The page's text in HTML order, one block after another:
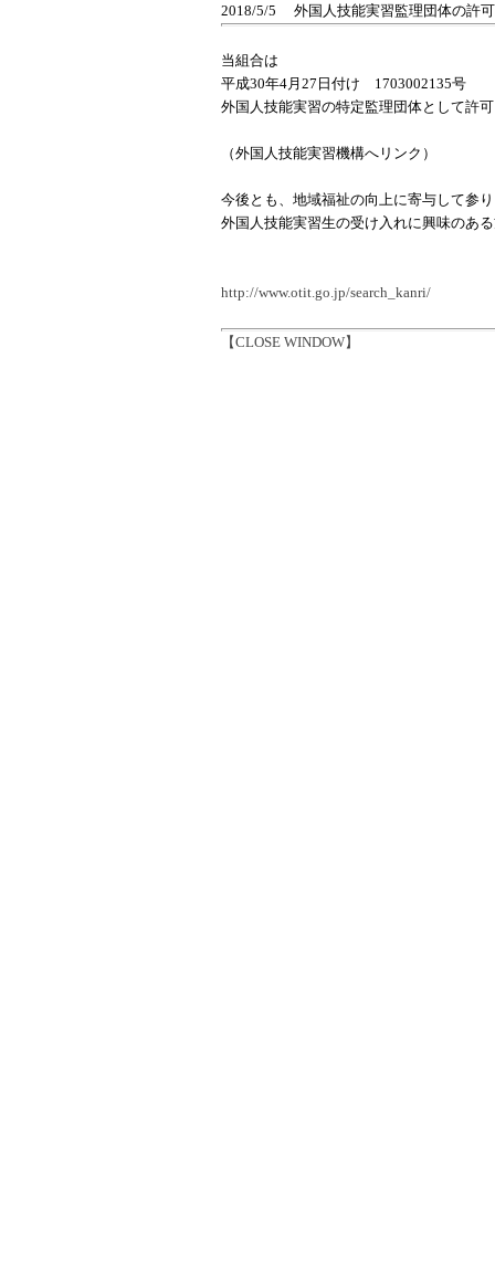
2018/5/5 外国人技能実習監理団体の許
当組合は
平成30年4月27日付け 1703002135号
外国人技能実習の特定監理団体として許
（外国人技能実習機構へリンク）
今後とも、地域福祉の向上に寄与して参
外国人技能実習生の受け入れに興味のあ
http://www.otit.go.jp/search_kanri/
【CLOSE WINDOW】